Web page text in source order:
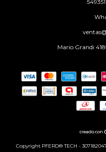
Mario Grandi
Copyright PFERD® TECH -